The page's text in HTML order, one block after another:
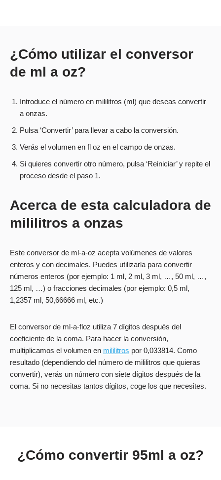
¿Cómo utilizar el conversor
de ml a oz?
Introduce el número en mililitros (ml) que deseas convertir
a onzas.
Pulsa ‘Convertir’ para llevar a cabo la conversión.
Verás el volumen en fl oz en el campo de onzas.
Si quieres convertir otro número, pulsa ‘Reiniciar’ y repite el
proceso desde el paso 1.
Acerca de esta calculadora de
mililitros a onzas
Este conversor de ml-a-oz acepta volúmenes de valores
enteros y con decimales. Puedes utilizarla para convertir
números enteros (por ejemplo: 1 ml, 2 ml, 3 ml, …, 50 ml, …,
125 ml, …) o fracciones decimales (por ejemplo: 0,5 ml,
1,2357 ml, 50,66666 ml, etc.)
El conversor de ml-a-floz utiliza 7 dígitos después del
coeficiente de la coma. Para hacer la conversión,
multiplicamos el volumen en mililitros por 0,033814. Como
resultado (dependiendo del número de mililitros que quieras
convertir), verás un número con siete dígitos después de la
coma. Si no necesitas tantos dígitos, coge los que necesites.
¿Cómo convertir 95ml a oz?